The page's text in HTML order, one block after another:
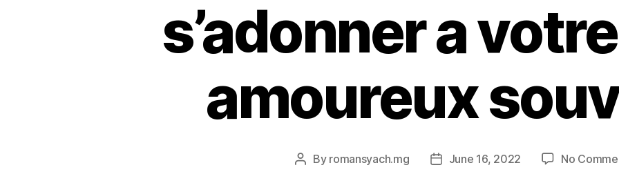
s’adonner a
amoureux
Post
By romansyach.mg
PostJune 16, 2022 No